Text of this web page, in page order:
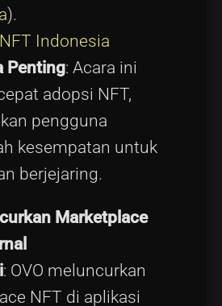
).
NFT Indonesia
Penting: Acara ini
adopsi NFT,
pengguna
kesempatan untuk
berjejaring.
Marketplace
: OVO meluncurkan
NFT di aplikasi